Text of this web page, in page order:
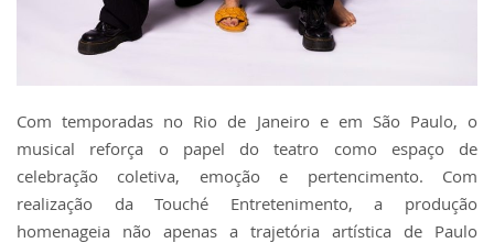
Com temporadas no Rio de Janeiro e em São Paulo, o
musical reforça o papel do teatro como espaço de
celebração coletiva, emoção e pertencimento. Com
realização da Touché Entretenimento, a produção
homenageia não apenas a trajetória artística de Paulo